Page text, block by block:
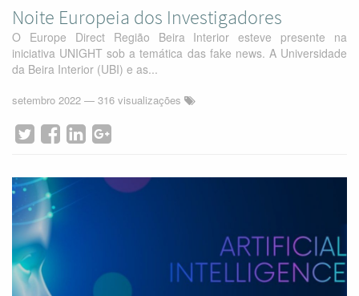
Noite Europeia dos Investigadores
O Europe Direct Região Beira Interior esteve presente na
iniciativa UNIGHT sob a temática das fake news. A Universidade
da Beira Interior (UBI) e as...
setembro 2022 — 316 visualizações